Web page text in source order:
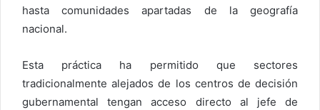
hasta comunidades apartadas de la geografía
nacional.
Esta práctica ha permitido que sectores
tradicionalmente alejados de los centros de decisión
gubernamental tengan acceso directo al jefe de